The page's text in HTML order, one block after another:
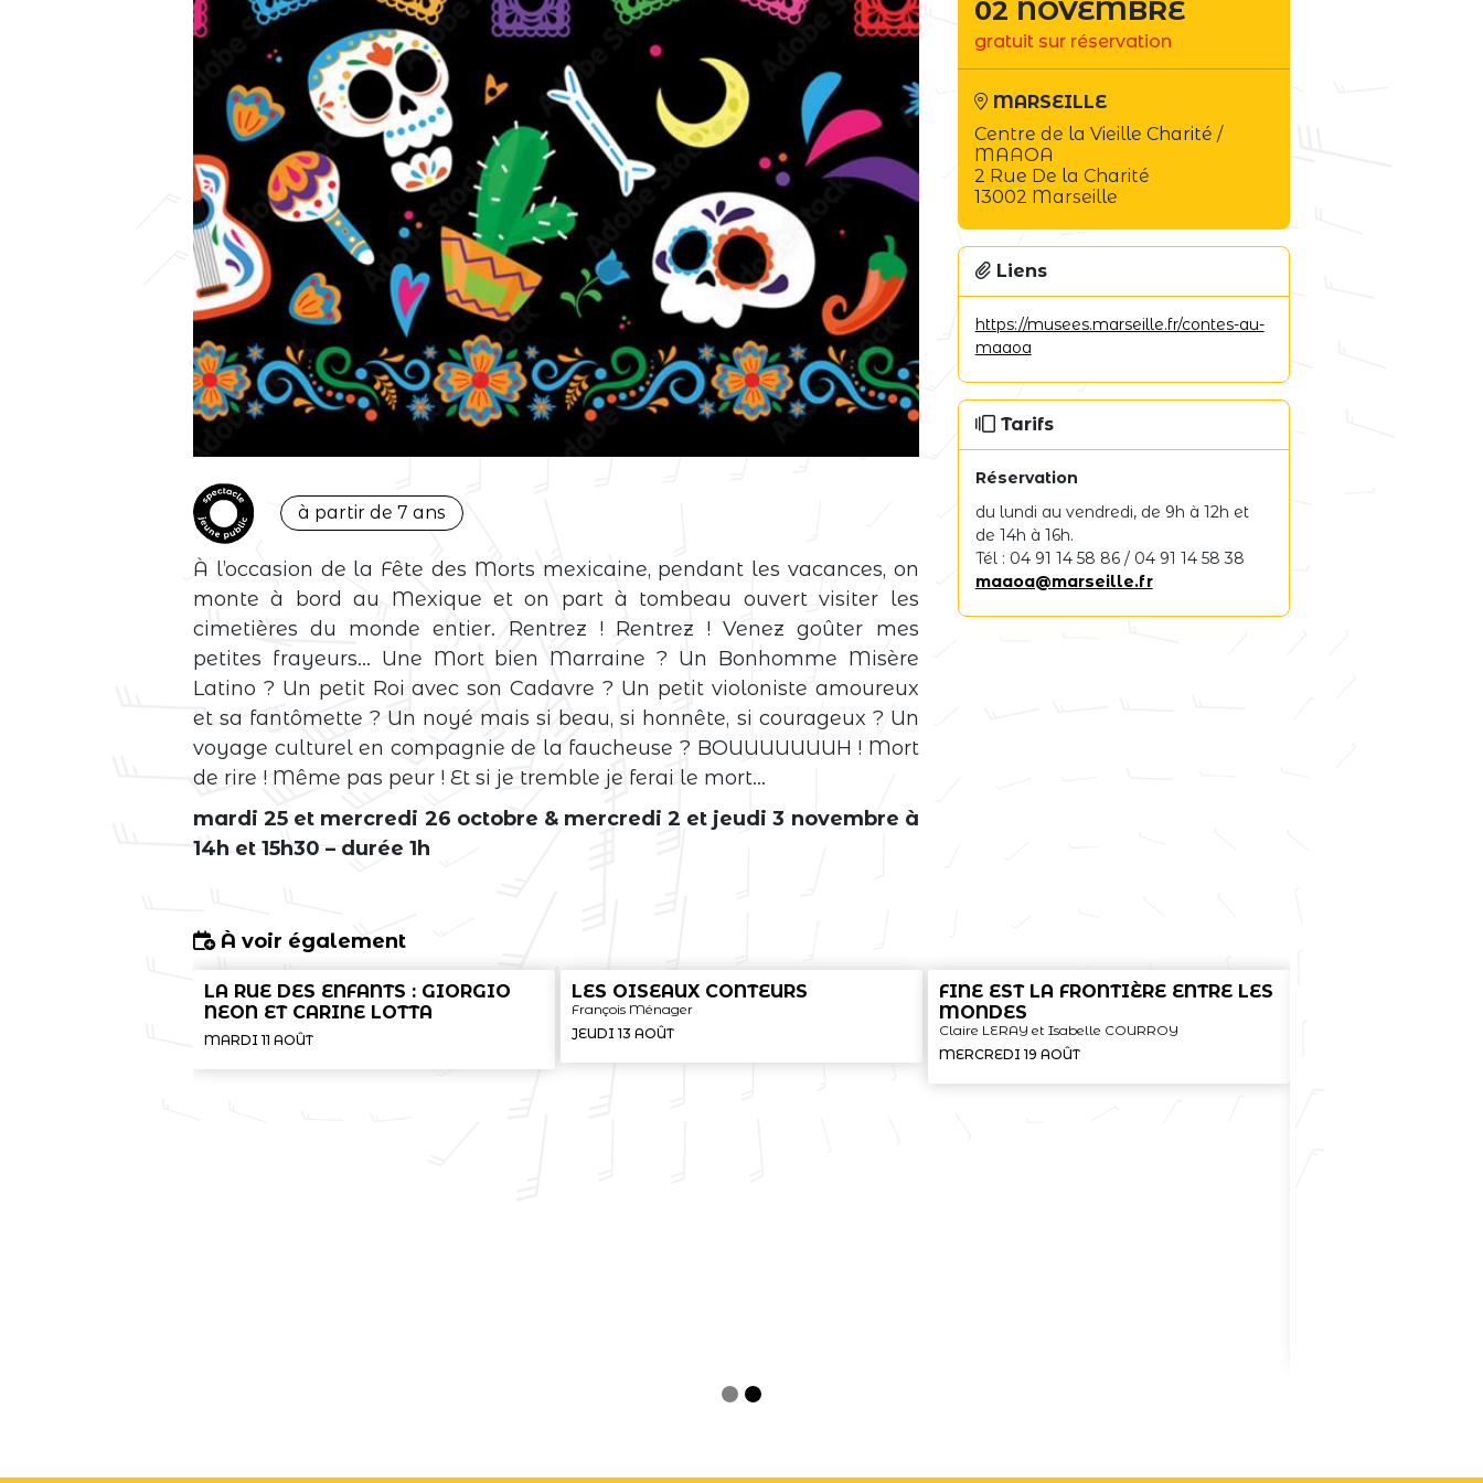
à partir de 7 ans
À l’occasion de la Fête des Morts mexicaine, pendant les vacances, on
monte à bord au Mexique et on part à tombeau ouvert visiter les
cimetières du monde entier. Rentrez ! Rentrez ! Venez goûter mes
petites frayeurs… Une Mort bien Marraine ? Un Bonhomme Misère
Latino ? Un petit Roi avec son Cadavre ? Un petit violoniste amoureux
et sa fantômette ? Un noyé mais si beau, si honnête, si courageux ? Un
voyage culturel en compagnie de la faucheuse ? BOUUUUUUUH ! Mort
de rire ! Même pas peur ! Et si je tremble je ferai le mort…
mardi 25 et mercredi 26 octobre & mercredi 2 et jeudi 3 novembre à
14h et 15h30 – durée 1h
02 NOVEMBRE
gratuit sur réservation
MARSEILLE
Centre de la Vieille Charité /
MAAOA
2 Rue De la Charité
13002 Marseille
Liens
https://musees.marseille.fr/contes-au-
maaoa
Tarifs
Réservation
du lundi au vendredi, de 9h à 12h et
de 14h à 16h.
Tél : 04 91 14 58 86 / 04 91 14 58 38
maaoa@marseille.fr
À voir également
LA RUE DES ENFANTS : GIORGIO
NEON ET CARINE LOTTA
MARDI 11 AOÛT
LES OISEAUX CONTEURS
François Ménager
JEUDI 13 AOÛT
FINE EST LA FRONTIÈRE ENTRE LES
MONDES
Claire LERAY et Isabelle COURROY
MERCREDI 19 AOÛT